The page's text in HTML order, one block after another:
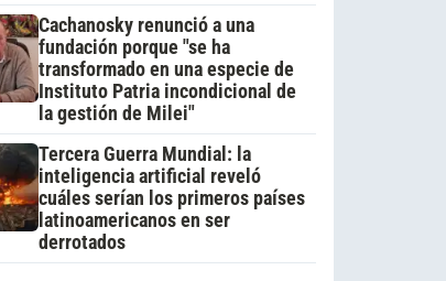
Cachanosky renunció a una
fundación porque "se ha
transformado en una especie de
Instituto Patria incondicional de
la gestión de Milei"
Tercera Guerra Mundial: la
inteligencia artificial reveló
cuáles serían los primeros países
latinoamericanos en ser
derrotados